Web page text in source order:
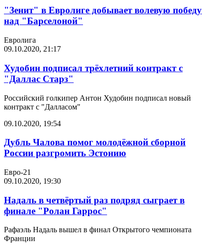
"Зенит" в Евролиге добывает волевую победу
над "Барселоной"
Евролига
09.10.2020, 21:17
Худобин подписал трёхлетний контракт с
"Даллас Старз"
Российский голкипер Антон Худобин подписал новый
контракт с "Далласом"
09.10.2020, 19:54
Дубль Чалова помог молодёжной сборной
России разгромить Эстонию
Евро-21
09.10.2020, 19:30
Надаль в четвёртый раз подряд сыграет в
финале "Ролан Гаррос"
Рафаэль Надаль вышел в финал Открытого чемпионата
Франции